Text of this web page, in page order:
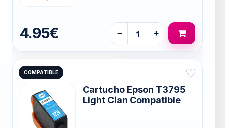
4.95€ − +
COMPATIBLE ♡
Cartucho Epson T3795
Light Cian Compatible